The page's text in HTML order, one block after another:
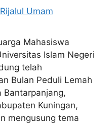
Umam
Mahasiswa
Islam Negeri
telah
Bulan Peduli Lemah
Bantarpanjang,
Kuningan,
mengusung tema